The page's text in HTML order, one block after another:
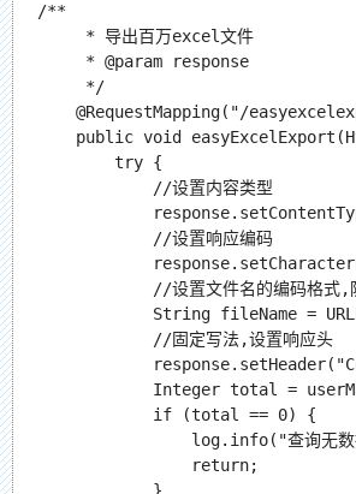
/**
     * 导出百万excel文件
     * @param response
     */
@RequestMapping("/
public void
        try {
            //设置内容类型
            //设置响应编码
//设置文件名的编码格式,
String fileName =
            //固定写法,设置响应头
Integer total =
            if (total == 0) {
log.info("查询无数
                return;